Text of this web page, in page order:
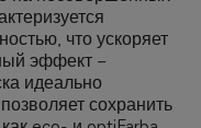
что ускоряет
эффект –
идеально
сохранить